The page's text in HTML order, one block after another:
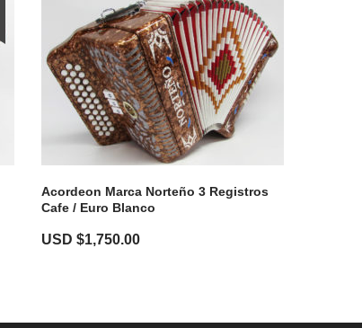
Acordeon Marca Norteño 3 Registros
Cafe / Euro Blanco
USD $1,750.00